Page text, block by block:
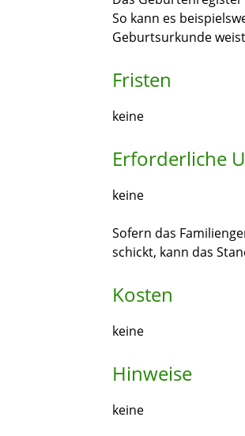
So kann es
Geburtsurkunde
Fristen
keine
Erforderliche
keine
Sofern das
schickt, kann das
Kosten
keine
Hinweise
keine